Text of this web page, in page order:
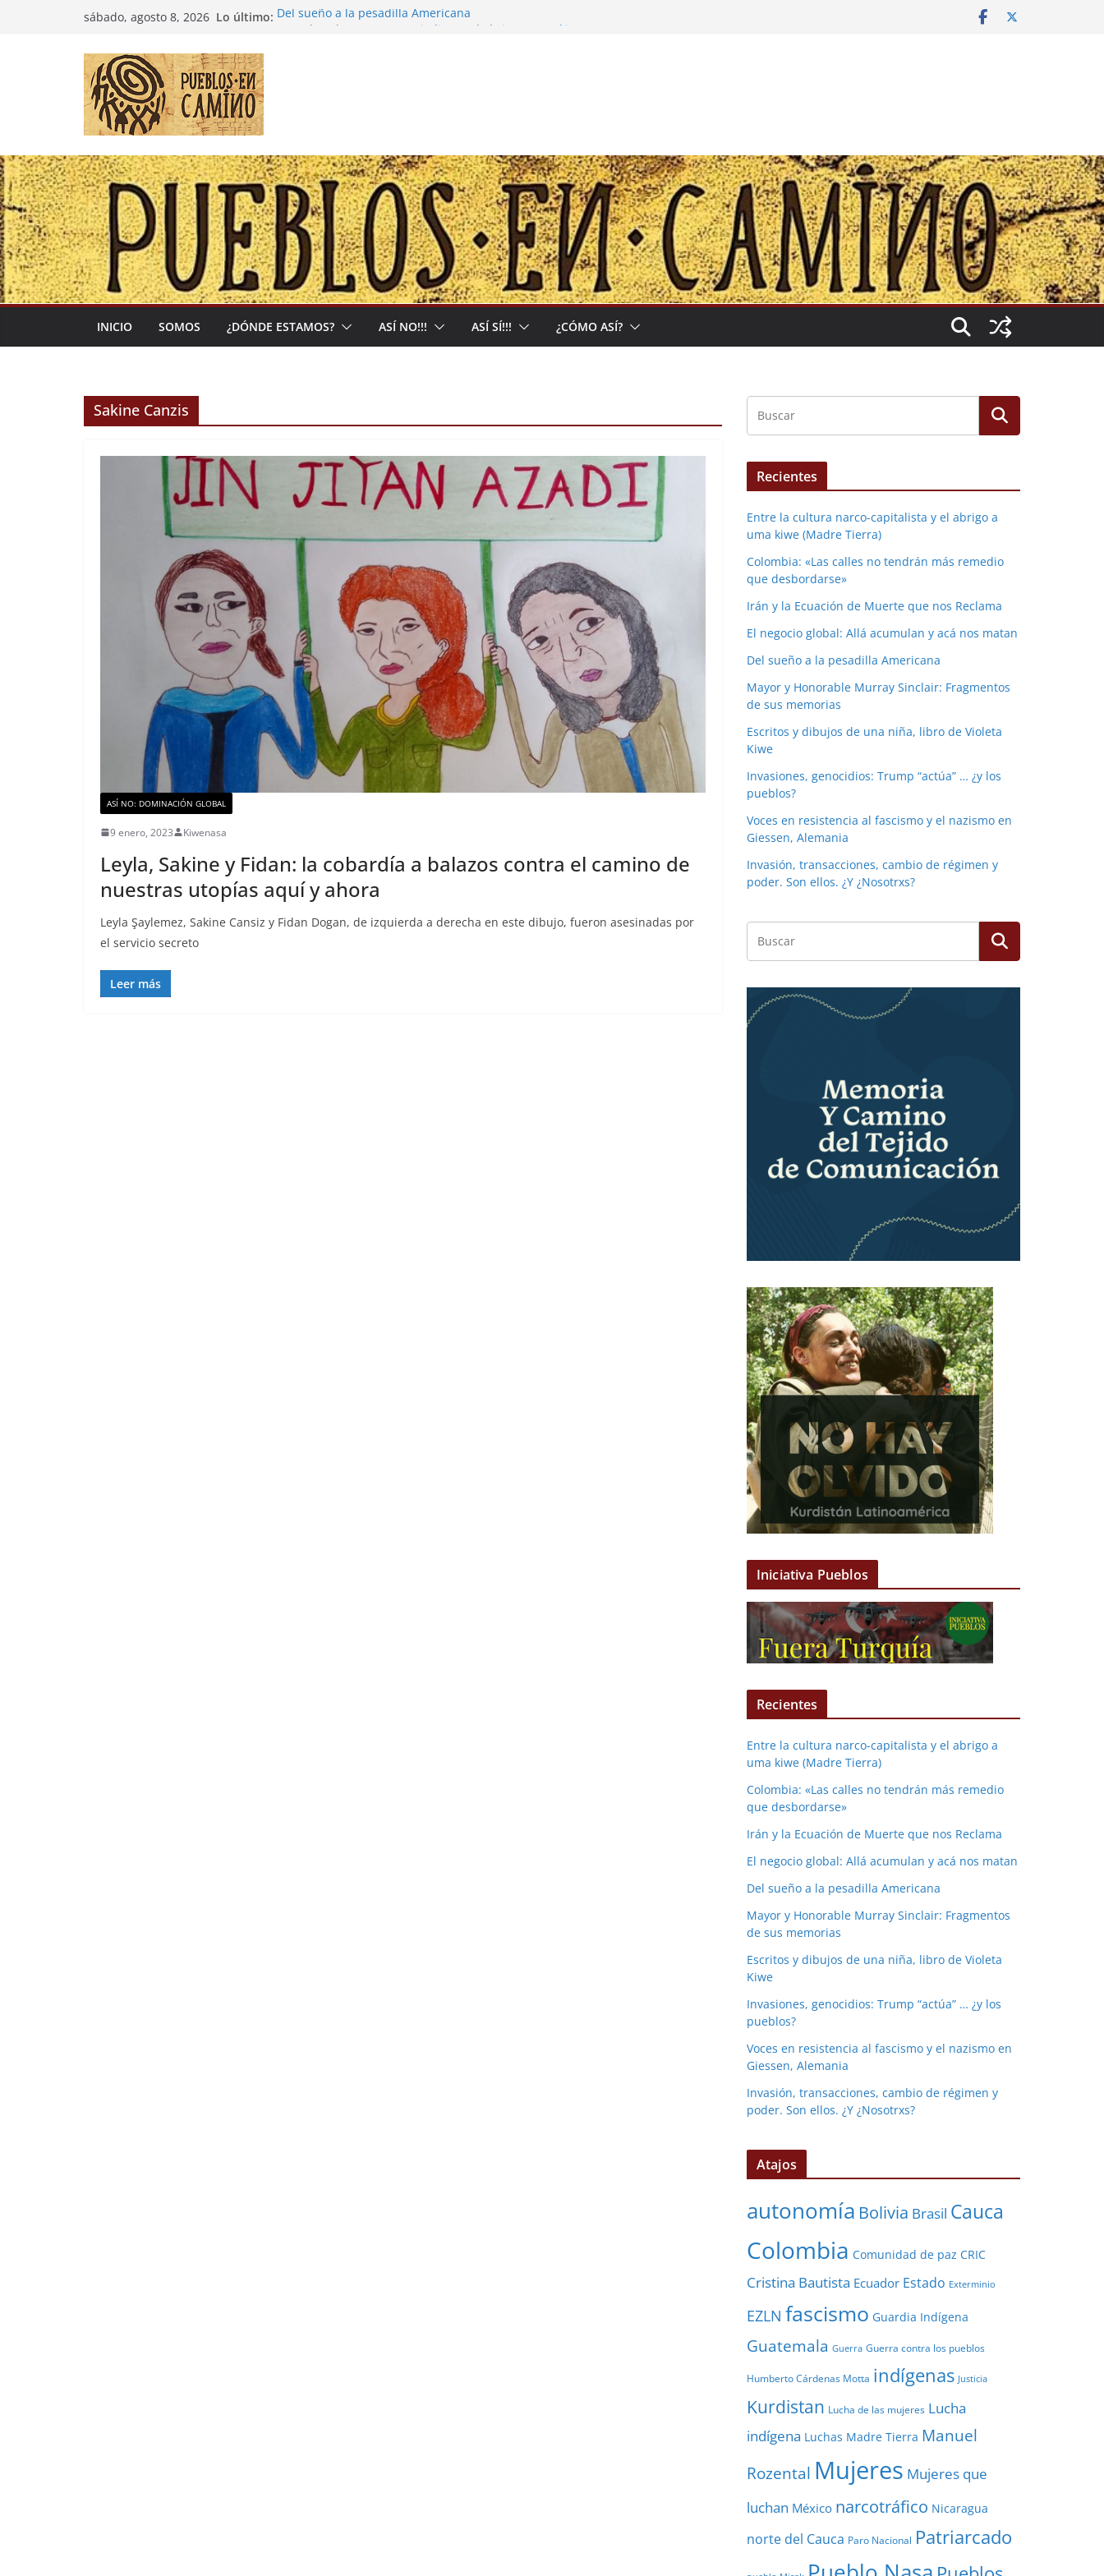
sábado, agosto 8, 2026 Lo último: Del sueño a la pesadilla Americana
INICIO SOMOS ¿DÓNDE ESTAMOS? ASÍ NO!!! ASÍ SÍ!!! ¿CÓMO ASÍ?
Sakine Canzis
ASÍ NO: DOMINACIÓN GLOBAL
9 enero, 2023 Kiwenasa
Leyla, Sakine y Fidan: la cobardía a balazos contra el camino de
nuestras utopías aquí y ahora
Leyla Şaylemez, Sakine Cansiz y Fidan Dogan, de izquierda a derecha en este dibujo, fueron asesinadas por
el servicio secreto
Leer más
Recientes
Entre la cultura narco-capitalista y el abrigo a
uma kiwe (Madre Tierra)
Colombia: «Las calles no tendrán más remedio
que desbordarse»
Irán y la Ecuación de Muerte que nos Reclama
El negocio global: Allá acumulan y acá nos matan
Del sueño a la pesadilla Americana
Mayor y Honorable Murray Sinclair: Fragmentos
de sus memorias
Escritos y dibujos de una niña, libro de Violeta
Kiwe
Invasiones, genocidios: Trump “actúa” … ¿y los
pueblos?
Voces en resistencia al fascismo y el nazismo en
Giessen, Alemania
Invasión, transacciones, cambio de régimen y
poder. Son ellos. ¿Y ¿Nosotrxs?
Iniciativa Pueblos
Recientes
Entre la cultura narco-capitalista y el abrigo a
uma kiwe (Madre Tierra)
Colombia: «Las calles no tendrán más remedio
que desbordarse»
Irán y la Ecuación de Muerte que nos Reclama
El negocio global: Allá acumulan y acá nos matan
Del sueño a la pesadilla Americana
Mayor y Honorable Murray Sinclair: Fragmentos
de sus memorias
Escritos y dibujos de una niña, libro de Violeta
Kiwe
Invasiones, genocidios: Trump “actúa” … ¿y los
pueblos?
Voces en resistencia al fascismo y el nazismo en
Giessen, Alemania
Invasión, transacciones, cambio de régimen y
poder. Son ellos. ¿Y ¿Nosotrxs?
Atajos
autonomía Bolivia Brasil Cauca
Colombia Comunidad de paz CRIC
Cristina Bautista Ecuador Estado Exterminio
EZLN fascismo Guardia Indígena
Guatemala Guerra Guerra contra los pueblos
Humberto Cárdenas Motta indígenas Justicia
Kurdistan Lucha de las mujeres Lucha
indígena Luchas Madre Tierra Manuel
Rozental Mujeres Mujeres que
luchan México narcotráfico Nicaragua
norte del Cauca Paro Nacional Patriarcado